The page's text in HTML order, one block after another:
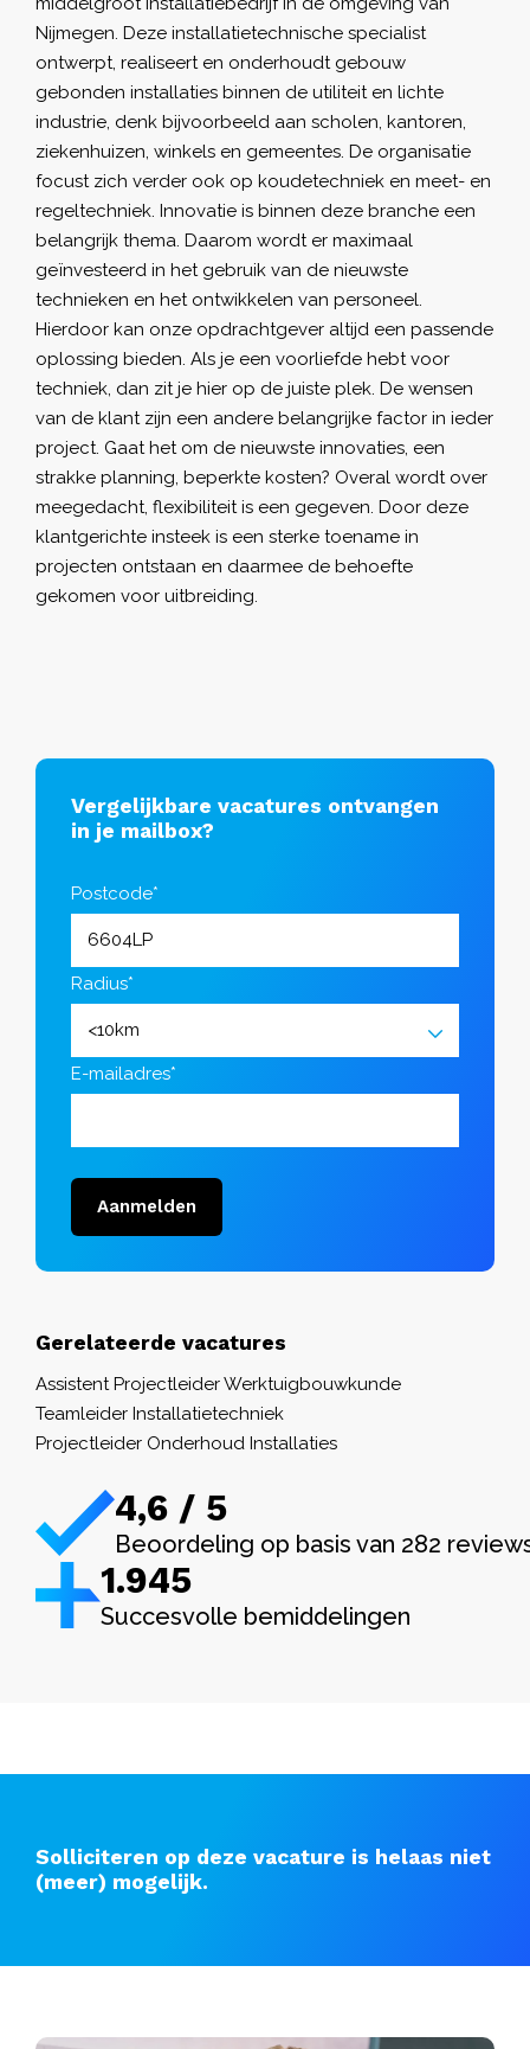
Nijmegen. Deze installatietechnische specialist
ontwerpt, realiseert en onderhoudt gebouw
gebonden installaties binnen de utiliteit en lichte
industrie, denk bijvoorbeeld aan scholen, kantoren,
ziekenhuizen, winkels en gemeentes. De organisatie
focust zich verder ook op koudetechniek en meet- en
regeltechniek. Innovatie is binnen deze branche een
belangrijk thema. Daarom wordt er maximaal
geïnvesteerd in het gebruik van de nieuwste
technieken en het ontwikkelen van personeel.
Hierdoor kan onze opdrachtgever altijd een passende
oplossing bieden. Als je een voorliefde hebt voor
techniek, dan zit je hier op de juiste plek. De wensen
van de klant zijn een andere belangrijke factor in ieder
project. Gaat het om de nieuwste innovaties, een
strakke planning, beperkte kosten? Overal wordt over
meegedacht, flexibiliteit is een gegeven. Door deze
klantgerichte insteek is een sterke toename in
projecten ontstaan en daarmee de behoefte
gekomen voor uitbreiding.
Vergelijkbare vacatures ontvangen
in je mailbox?
Postcode*
Radius*
E-mailadres*
Aanmelden
Gerelateerde vacatures
Assistent Projectleider Werktuigbouwkunde
Teamleider Installatietechniek
Projectleider Onderhoud Installaties
4,6 / 5
Beoordeling op basis van 282
1.982
Succesvolle bemiddelingen
Solliciteren op deze vacature is helaas niet
(meer) mogelijk.